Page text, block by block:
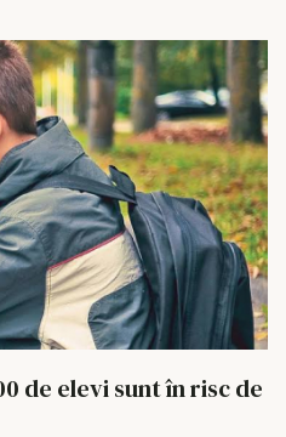
de elevi sunt în risc de